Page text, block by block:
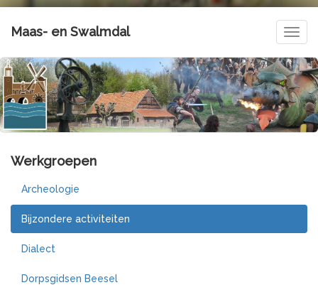
Maas- en Swalmdal
Werkgroepen
Archeologie
Bijzondere activiteiten
Dialect
Dorpsgidsen Beesel